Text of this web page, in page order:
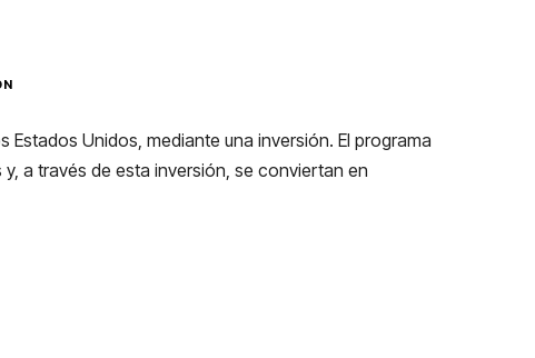
Unidos, mediante una inversión. El programa
a través de esta inversión, se conviertan en